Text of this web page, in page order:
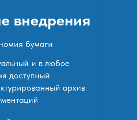
внедрения
бумаги
и в любое
доступный
архив